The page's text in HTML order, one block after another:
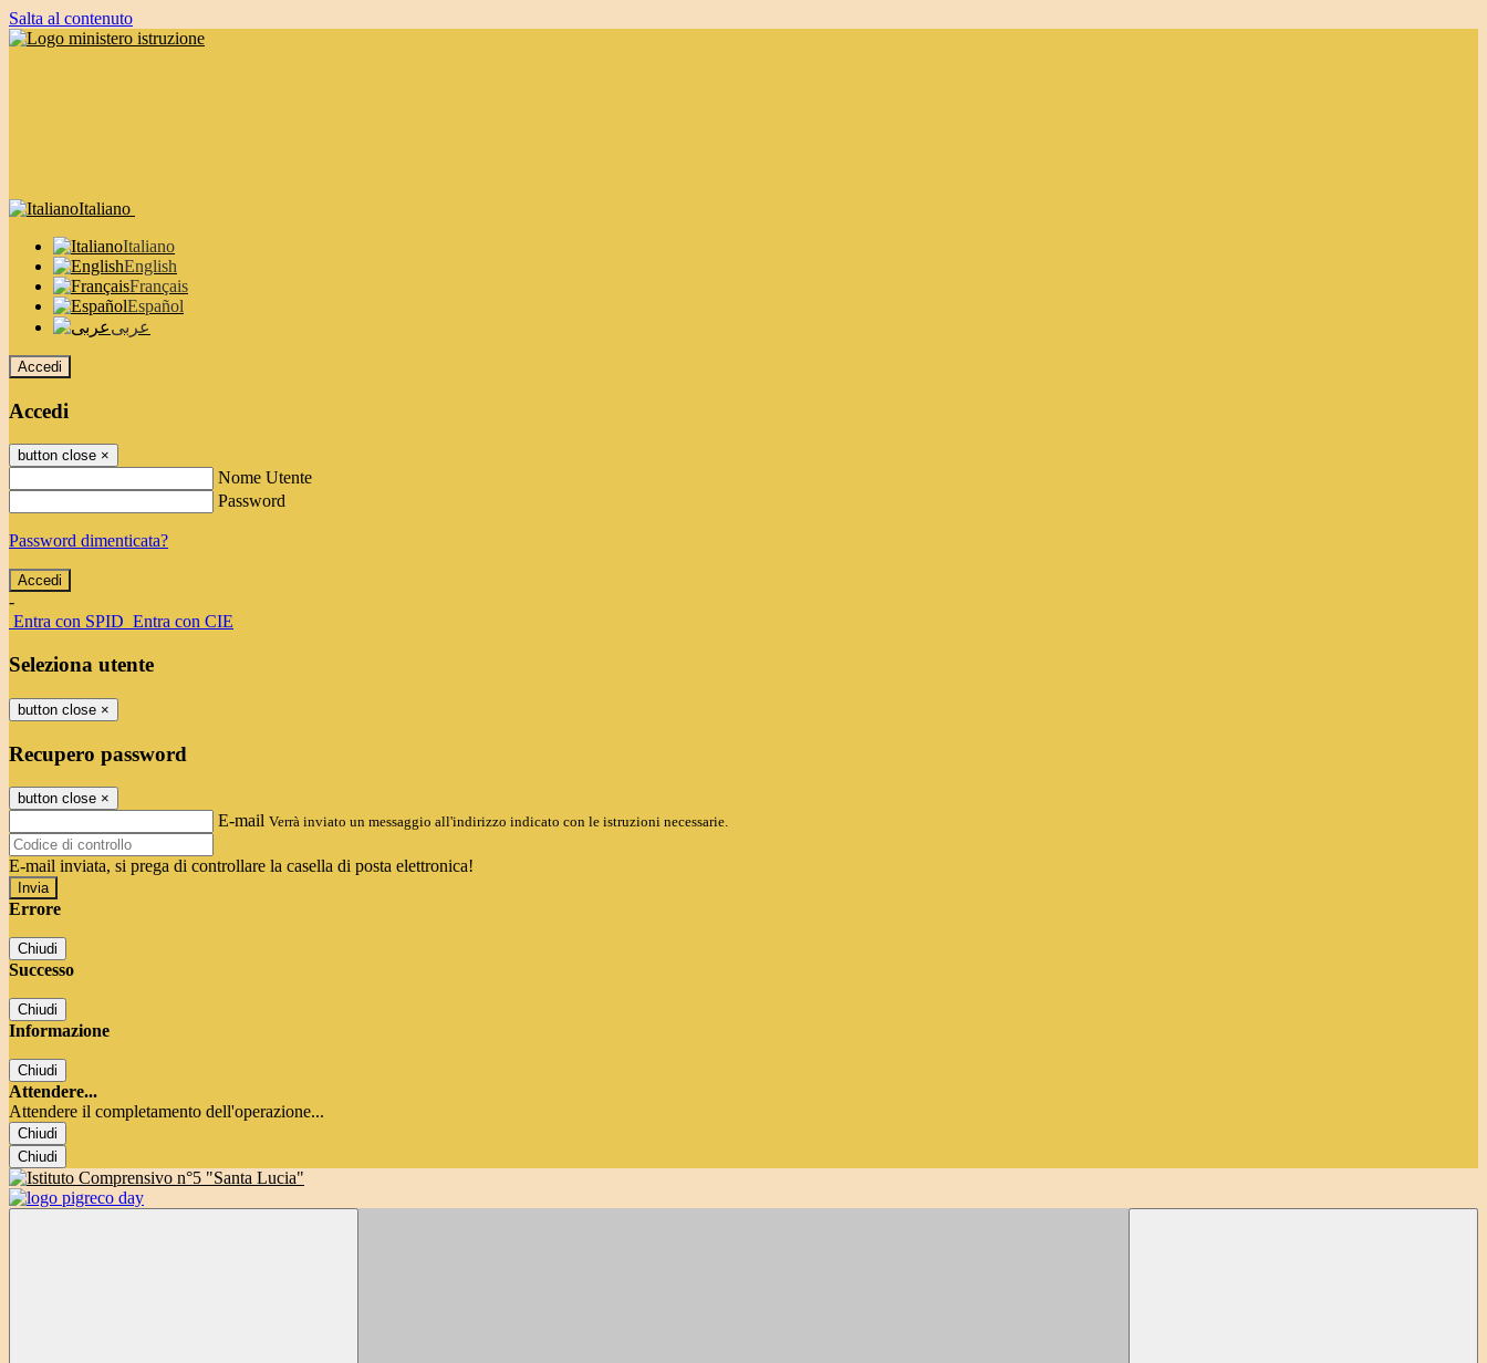
Salta al contenuto
Italiano
Italiano
English
Français
Español
عربى
Accedi
Accedi
button close ×
Nome Utente
Password
Password dimenticata?
-
Entra con SPID Entra con CIE
Seleziona utente
button close ×
Recupero password
button close ×
E-mail Verrà inviato un messaggio all'indirizzo indicato con le istruzioni necessarie.
E-mail inviata, si prega di controllare la casella di posta elettronica!
Errore
Chiudi
Successo
Chiudi
Informazione
Chiudi
Attendere...
Attendere il completamento dell'operazione...
Chiudi
Chiudi